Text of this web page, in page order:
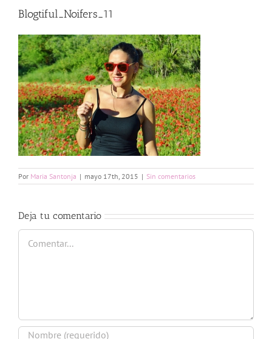
Blogtiful_Noifers_11
Por Maria Santonja | mayo 17th, 2015 | Sin comentarios
Deja tu comentario
Comentar